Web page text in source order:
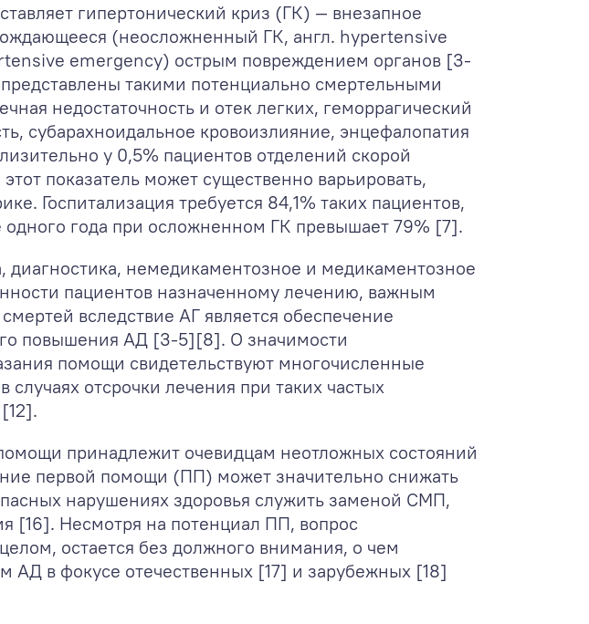
гипертонический криз (ГК) — внезапное
(неосложненный ГК, англ. hypertensive
emergency) острым повреждением органов [3-
такими потенциально смертельными
недостаточность и отек легких, геморрагический
субарахноидальное кровоизлияние, энцефалопатия
у 0,5% пациентов отделений скорой
показатель может существенно варьировать,
Госпитализация требуется 84,1% таких пациентов,
года при осложненном ГК превышает 79% [7].
немедикаментозное и медикаментозное
пациентов назначенному лечению, важным
вследствие АГ является обеспечение
повышения АД [3-5][8]. О значимости
помощи свидетельствуют многочисленные
отсрочки лечения при таких частых
принадлежит очевидцам неотложных состояний
первой помощи (ПП) может значительно снижать
нарушениях здоровья служить заменой СМП,
[16]. Несмотря на потенциал ПП, вопрос
остается без должного внимания, о чем
АД в фокусе отечественных [17] и зарубежных [18]